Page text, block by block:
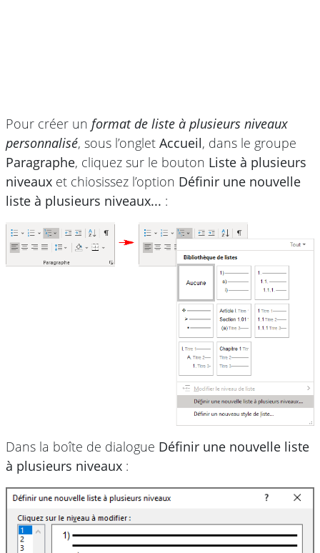
Pour créer un format de liste à plusieurs niveaux
personnalisé, sous l’onglet Accueil, dans le groupe
Paragraphe, cliquez sur le bouton Liste à plusieurs
niveaux et chiosissez l’option Définir une nouvelle
liste à plusieurs niveaux... :
Dans la boîte de dialogue Définir une nouvelle liste
à plusieurs niveaux :